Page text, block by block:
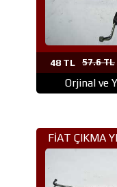
48 TL 57.6 TL
Orjinal ve
FİAT ÇIKMA